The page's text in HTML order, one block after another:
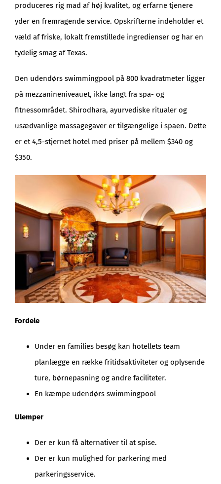
produceres rig mad af høj kvalitet, og erfarne tjenere
yder en fremragende service. Opskrifterne indeholder et
væld af friske, lokalt fremstillede ingredienser og har en
tydelig smag af Texas.
Den udendørs swimmingpool på 800 kvadratmeter ligger
på mezzanineniveauet, ikke langt fra spa- og
fitnessområdet. Shirodhara, ayurvediske ritualer og
usædvanlige massagegaver er tilgængelige i spaen. Dette
er et 4,5-stjernet hotel med priser på mellem $340 og
$350.
Fordele
Under en families besøg kan hotellets team
planlægge en række fritidsaktiviteter og oplysende
ture, børnepasning og andre faciliteter.
En kæmpe udendørs swimmingpool
Ulemper
Der er kun få alternativer til at spise.
Der er kun mulighed for parkering med
parkeringsservice.